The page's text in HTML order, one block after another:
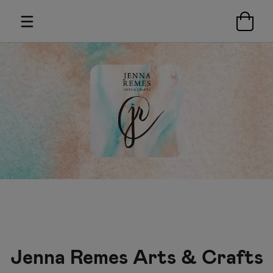
Jenna Remes Arts & Crafts